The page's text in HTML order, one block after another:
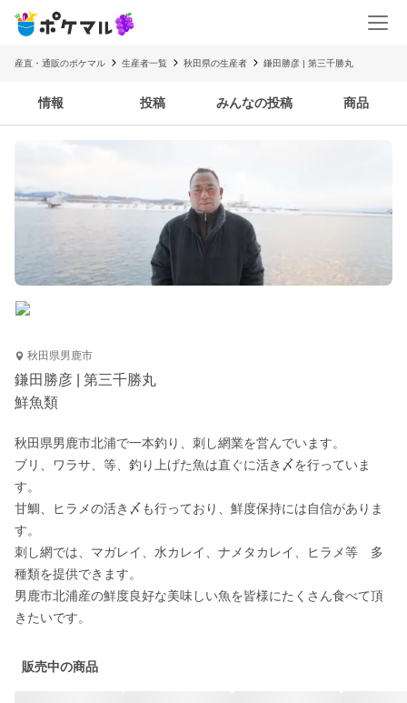
産直・通販のポケマル 生産者一覧 秋田県の生産者 鎌田勝彦 | 第三千勝丸
情報 投稿 みんなの投稿 商品
秋田県男鹿市
鎌田勝彦 | 第三千勝丸
鮮魚類
秋田県男鹿市北浦で一本釣り、刺し網業を営んでいます。
ブリ、ワラサ、等、釣り上げた魚は直ぐに活き〆を行っていま
す。
甘鯛、ヒラメの活き〆も行っており、鮮度保持には自信がありま
す。
刺し網では、マガレイ、水カレイ、ナメタカレイ、ヒラメ等　多
種類を提供できます。
男鹿市北浦産の鮮度良好な美味しい魚を皆様にたくさん食べて頂
きたいです。
販売中の商品